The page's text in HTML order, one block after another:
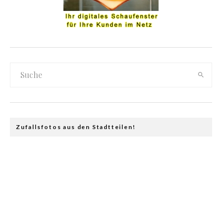
Zufallsfotos aus den Stadtteilen!